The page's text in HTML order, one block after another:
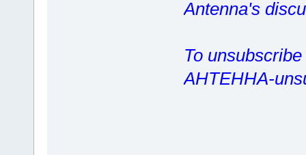
Antenna's
To
AHTEHHA-